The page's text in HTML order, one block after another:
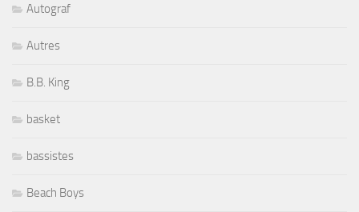
Autograf
Autres
B.B. King
basket
bassistes
Beach Boys